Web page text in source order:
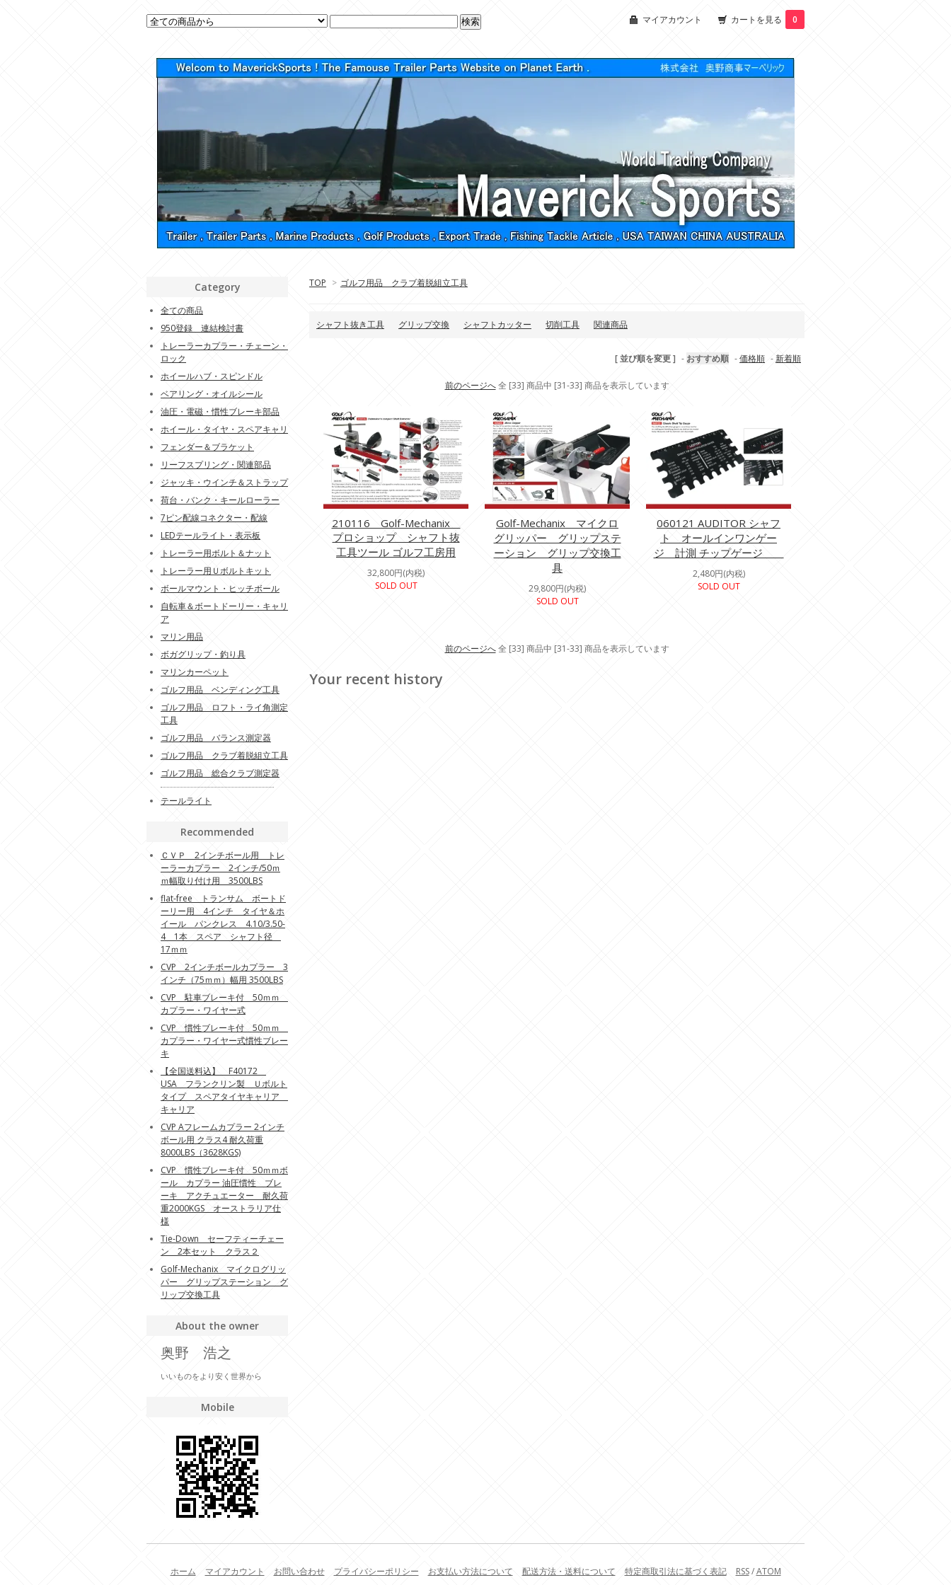
マイアカウント カートを見る 0
TOP > ゴルフ用品 クラブ着脱組立工具
シャフト抜き工具 グリップ交換 シャフトカッター 切削工具 関連商品
[ 並び順を変更 ] - おすすめ順 -価格順 -新着順
前のページへ全 [33] 商品中 [31-33] 商品を表示しています
210116 Golf-Mechanix
プロショップ シャフト抜
工具ツール ゴルフ工房用
32,800円(内税)
SOLD OUT
Golf-Mechanix マイクロ
グリッパー グリップステ
ーション グリップ交換工
具
29,800円(内税)
SOLD OUT
060121 AUDITOR シャフ
ト オールインワンゲー
ジ 計測 チップゲージ
2,480円(内税)
SOLD OUT
前のページへ全 [33] 商品中 [31-33] 商品を表示しています
Your recent history
Category
全ての商品
950登録 連結検討書
トレーラーカプラー・チェーン・
ロック
ホイールハブ・スピンドル
ベアリング・オイルシール
油圧・電磁・慣性ブレーキ部品
ホイール・タイヤ・スペアキャリ
フェンダー＆ブラケット
リーフスプリング・関連部品
ジャッキ・ウインチ＆ストラップ
荷台・バンク・キールローラー
7ピン配線コネクター・配線
LEDテールライト・表示板
トレーラー用ボルト＆ナット
トレーラー用Ｕボルトキット
ボールマウント・ヒッチボール
自転車＆ボートドーリー・キャリ
ア
マリン用品
ボガグリップ・釣り具
マリンカーペット
ゴルフ用品 ベンディング工具
ゴルフ用品 ロフト・ライ角測定
工具
ゴルフ用品 バランス測定器
ゴルフ用品 クラブ着脱組立工具
ゴルフ用品 総合クラブ測定器
テールライト
Recommended
ＣＶＰ 2インチボール用 トレ
ーラーカプラー 2インチ/50ｍ
ｍ幅取り付け用 3500LBS
flat-free トランサム ボートド
ーリー用 4インチ タイヤ＆ホ
イール パンクレス 4.10/3.50-
4 1本 スペア シャフト径
17ｍｍ
CVP 2インチボールカプラー 3
インチ（75ｍｍ）幅用 3500LBS
CVP 駐車ブレーキ付 50ｍｍ
カプラー・ワイヤー式
CVP 慣性ブレーキ付 50ｍｍ
カプラー・ワイヤー式慣性ブレー
キ
【全国送料込】 F40172
USA フランクリン製 Ｕボルト
タイプ スペアタイヤキャリア
キャリア
CVP Aフレームカプラー 2インチ
ボール用 クラス4 耐久荷重
8000LBS（3628KGS)
CVP 慣性ブレーキ付 50ｍｍボ
ール カプラー 油圧慣性 ブレ
ーキ アクチュエーター 耐久荷
重2000KGS オーストラリア仕
様
Tie-Down セーフティーチェー
ン 2本セット クラス２
Golf-Mechanix マイクログリッ
パー グリップステーション グ
リップ交換工具
About the owner
奥野 浩之
いいものをより安く世界から
Mobile
ホーム マイアカウント お問い合わせ プライバシーポリシー お支払い方法について 配送方法・送料について 特定商取引法に基づく表記 RSS/ATOM